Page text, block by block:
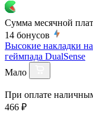
Сумма месячной
14 бонусов
Высокие накладки
геймпада DualSense
Мало
При оплате
466 ₽